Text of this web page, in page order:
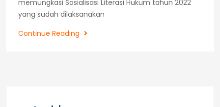
memungkasi Sosialisasi Literasi Hukum tahun 2022
yang sudah dilaksanakan
Continue Reading
Sosialisasi